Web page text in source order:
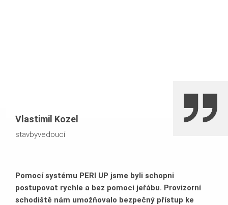
Vlastimil Kozel
stavbyvedoucí
Pomocí systému PERI UP jsme byli schopni
postupovat rychle a bez pomoci jeřábu. Provizorní
schodiště nám umožňovalo bezpečný přístup ke